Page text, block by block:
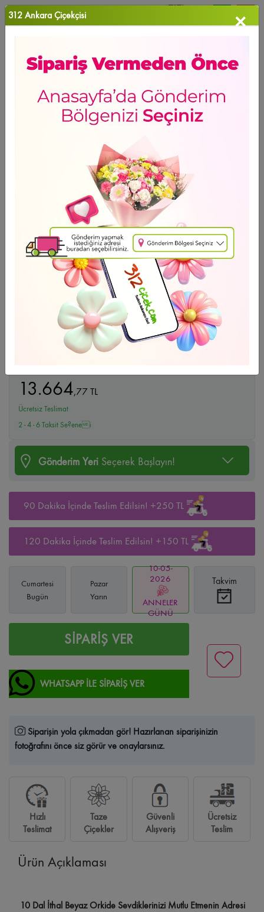
Anasayfa>Holland On`lu Beyaz Orkide
HAFTANIN ÜRÜNÜ
13.664,77 TL
Ücretsiz Teslimat
2 - 4 - 6 Taksit Se?enei
Gönderim Yeri Seçerek Başlayın!
90 Dakika İçinde Teslim Edilsin! +250 TL
120 Dakika İçinde Teslim Edilsin! +150 TL
Cumartesi
Bugün
Pazar
Yarın
10-05-
2026
ANNELER
GÜNÜ
Takvim
SİPARİŞ VER
WHATSAPP İLE SİPARİŞ VER
Siparişin yola çıkmadan gör! Hazırlanan siparişinizin
fotoğrafını önce siz görür ve onaylarsınız.
Hızlı
Teslimat
Taze
Çiçekler
Güvenli
Alışveriş
Ücretsiz
Teslim
Ürün Açıklaması
10 Dal İthal Beyaz Orkide Sevdiklerinizi Mutlu Etmenin Adresi
312 Ankara Çiçekçisi ×